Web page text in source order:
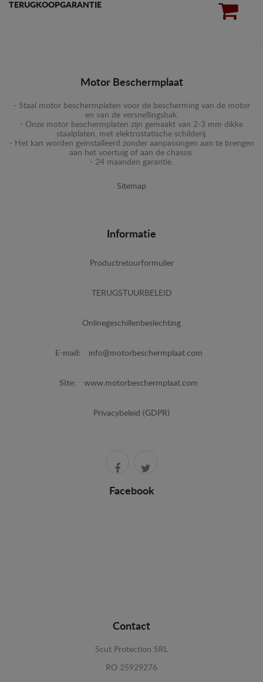
TERUGKOOPGARANTIE
Motor Beschermplaat
- Staal motor beschermplaten voor de bescherming van de motor
en van de versnellingsbak.
- Onze motor beschermplaten zijn gemaakt van 2-3 mm dikke
staalplaten, met elektrostatische schilderij.
- Het kan worden geïnstalleerd zonder aanpassingen aan te brengen
aan het voertuig of aan de chassis.
- 24 maanden garantie.
Sitemap
Informatie
Productretourformulier
TERUGSTUURBELEID
Onlinegeschillenbeslechting
E-mail: info@motorbeschermplaat.com
Site: www.motorbeschermplaat.com
Privacybeleid (GDPR)
Facebook
Contact
Scut Protection SRL
RO 25929276